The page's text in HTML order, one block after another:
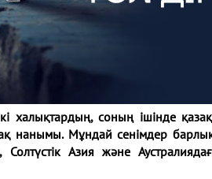
халықтардың, соның ішінде
нанымы. Мұндай сенімдер барлық
Азия және